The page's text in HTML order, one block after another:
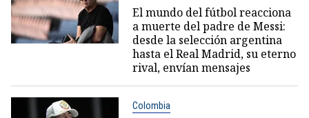
El mundo del fútbol reacciona
a muerte del padre de Messi:
desde la selección argentina
hasta el Real Madrid, su eterno
rival, envían mensajes
Colombia